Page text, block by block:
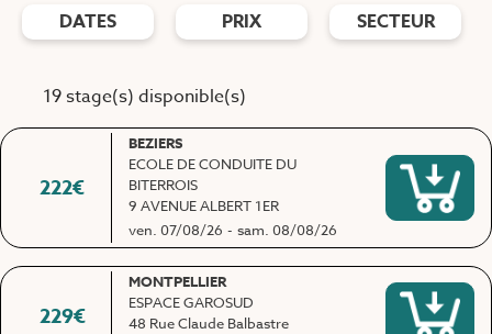
DATES PRIX SECTEUR
19 stage(s) disponible(s)
222€
BEZIERS
ECOLE DE CONDUITE DU
BITERROIS
9 AVENUE ALBERT 1ER
ven. 07/08/26 - sam. 08/08/26
229€
MONTPELLIER
ESPACE GAROSUD
48 Rue Claude Balbastre